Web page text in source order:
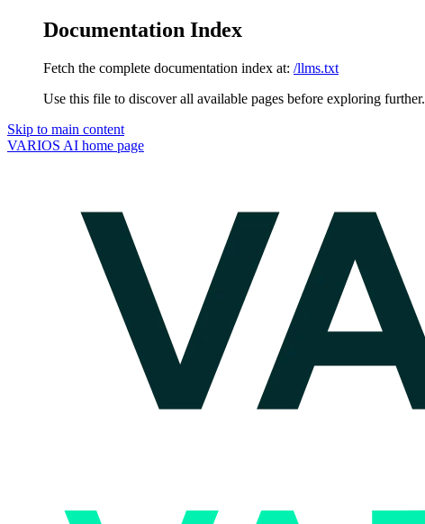
Documentation Index
Fetch the complete documentation index at: /llms.txt
Use this file to discover all available pages before exploring further.
Skip to main content
VARIOS AI home page